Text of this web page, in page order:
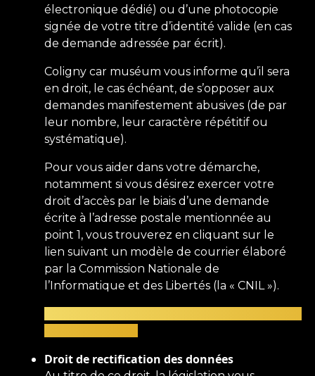
électronique dédié) ou d’une photocopie
signée de votre titre d’identité valide (en cas
de demande adressée par écrit).
Coligny car muséum vous informe qu’il sera
en droit, le cas échéant, de s’opposer aux
demandes manifestement abusives (de par
leur nombre, leur caractère répétitif ou
systématique).
Pour vous aider dans votre démarche,
notamment si vous désirez exercer votre
droit d’accès par le biais d’une demande
écrite à l’adresse postale mentionnée au
point 1, vous trouverez en cliquant sur le
lien suivant un modèle de courrier élaboré
par la Commission Nationale de
l’Informatique et des Libertés (la « CNIL »).
Droit de rectification des données